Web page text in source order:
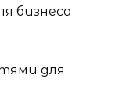
бизнеса
для